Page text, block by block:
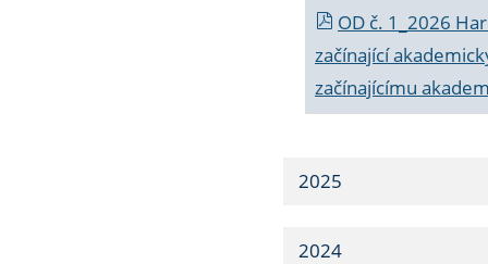
OD č. 1_2026
začínající
začínajícímu
2025
2024